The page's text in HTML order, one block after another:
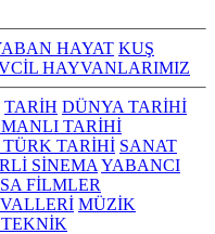
HAYAT KUŞ
HAYVANLARIMIZ
TARİH DÜNYA TARİHİ
TARİHİ
TÜRK TARİHİ SANAT
SİNEMA YABANCI
FİLMLER
MÜZİK